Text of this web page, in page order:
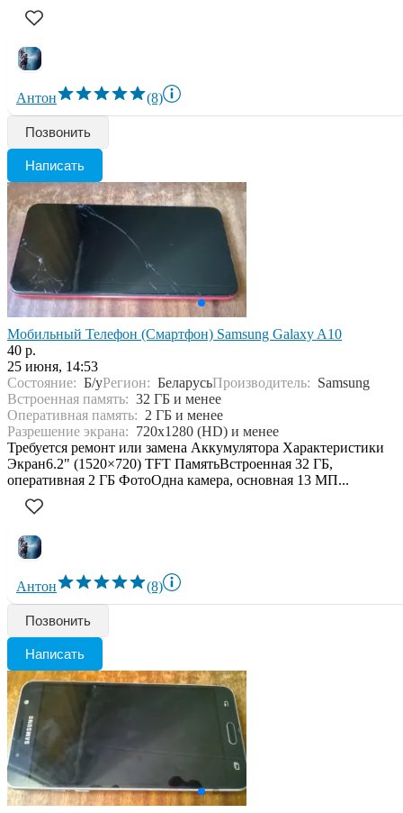
Антон (8)
Позвонить
Написать
Мобильный Телефон (Смартфон) Samsung Galaxy A10
40 р.
25 июня, 14:53
Состояние: Б/уРегион: БеларусьПроизводитель: Samsung
Встроенная память: 32 ГБ и менее
Оперативная память: 2 ГБ и менее
Разрешение экрана: 720x1280 (HD) и менее
Требуется ремонт или замена Аккумулятора Характеристики
Экран6.2" (1520×720) TFT ПамятьВстроенная 32 ГБ,
оперативная 2 ГБ ФотоОдна камера, основная 13 МП...
Антон (8)
Позвонить
Написать